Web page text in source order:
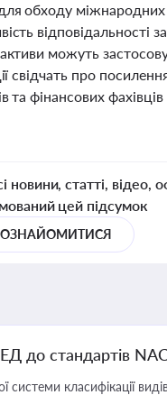
обходу
відповідальності
можуть
свідчать про
фінансових фахівців
статті, відео,
цей підсумок
ОЗНАЙОМИТИСЯ
до стандартів
системи класифікації